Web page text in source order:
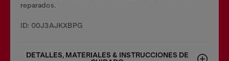
reparados.
ID: 00J3AJKXBPG
DETALLES, MATERIALES & INSTRUCCIONES DE